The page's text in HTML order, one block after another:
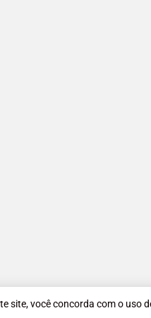
site, você concorda com o uso